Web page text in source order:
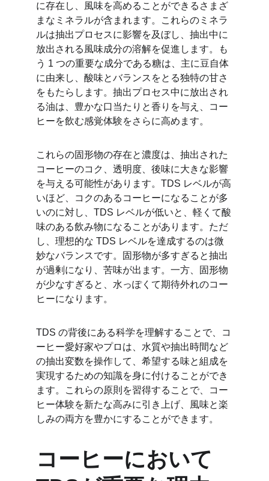
に存在し、風味を高めることができるさまざ
まなミネラルが含まれます。これらのミネラ
ルは抽出プロセスに影響を及ぼし、抽出中に
放出される風味成分の溶解を促進します。も
う 1 つの重要な成分である糖は、主に豆自体
に由来し、酸味とバランスをとる独特の甘さ
をもたらします。抽出プロセス中に放出され
る油は、豊かな口当たりと香りを与え、コー
ヒーを飲む感覚体験をさらに高めます。
これらの固形物の存在と濃度は、抽出された
コーヒーのコク、透明度、後味に大きな影響
を与える可能性があります。TDS レベルが高
いほど、コクのあるコーヒーになることが多
いのに対し、TDS レベルが低いと、軽くて酸
味のある飲み物になることがあります。ただ
し、理想的な TDS レベルを達成するのは微
妙なバランスです。固形物が多すぎると抽出
が過剰になり、苦味が出ます。一方、固形物
が少なすぎると、水っぽくて期待外れのコー
ヒーになります。
TDS の背後にある科学を理解することで、コ
ーヒー愛好家やプロは、水質や抽出時間など
の抽出変数を操作して、希望する味と組成を
実現するための知識を身に付けることができ
ます。これらの原則を習得することで、コー
ヒー体験を新たな高みに引き上げ、風味と楽
しみの両方を豊かにすることができます。
コーヒーにおいて